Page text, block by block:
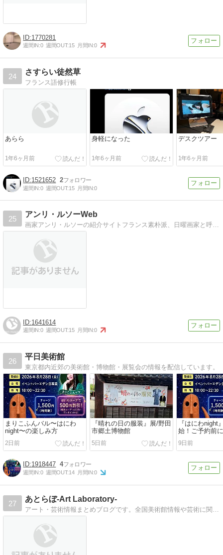
1770281
週間IN:0 週間OUT:15 月間IN:0
24
さすらい徒然草
フランス語修行帳
あらら
1年6ヶ月前
身軽になった
1年6ヶ月前
デスクツアー
1年6ヶ月前
1521652 2
週間IN:0 週間OUT:15 月間IN:0
25
アンリ・ルソーWeb
画家アンリ・ルソーの紹介サイトフランス素朴派、日曜画家と呼ばれた風変りな画家ルソーを紹介するサイト
1641614
週間IN:0 週間OUT:15 月間IN:0
26
平日美術館
東京都内近郊の美術館・博物館・展覧会の情報を配信しています。
まりこふんバル〜はにわ
night〜の楽しみ方
2日前
『晴れの日の服装』展/野田
市郷土博物館
5日前
『はにわnight
始！ご予約前
さい
9日前
1918447 4
週間IN:0 週間OUT:14 月間IN:0
27
あとらぼ-Art Laboratory-